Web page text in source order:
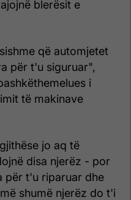
blerësit e
që automjetet
për t'u siguruar",
i
të makinave
jo aq të
disa njerëz - por
për t'u riparuar dhe
shumë njerëz do t'i